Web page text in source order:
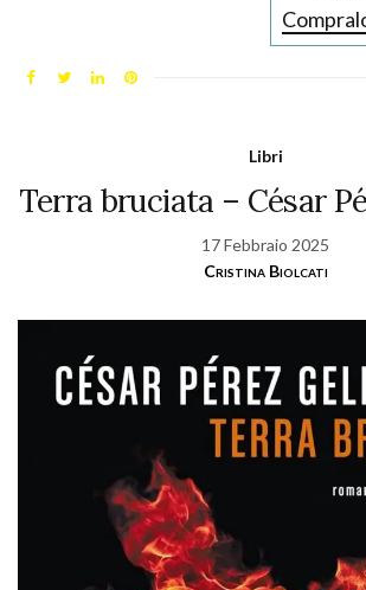
Libri
Terra bruciata – César
17 Febbraio 2025
Cristina Biolcati